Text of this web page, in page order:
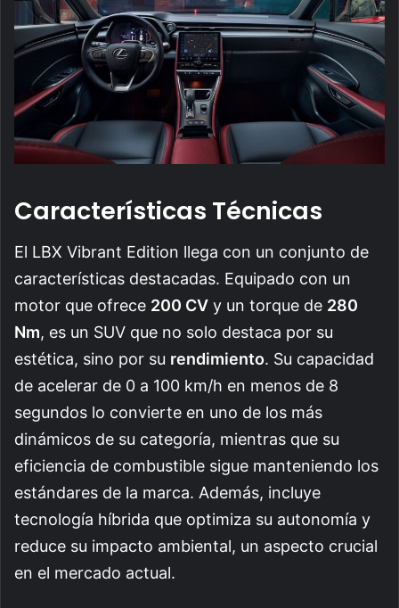
Características Técnicas
El LBX Vibrant Edition llega con un conjunto de
características destacadas. Equipado con un
motor que ofrece 200 CV y un torque de 280
Nm, es un SUV que no solo destaca por su
estética, sino por su rendimiento. Su capacidad
de acelerar de 0 a 100 km/h en menos de 8
segundos lo convierte en uno de los más
dinámicos de su categoría, mientras que su
eficiencia de combustible sigue manteniendo los
estándares de la marca. Además, incluye
tecnología híbrida que optimiza su autonomía y
reduce su impacto ambiental, un aspecto crucial
en el mercado actual.